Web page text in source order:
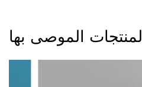
المنتجات الموصى بها